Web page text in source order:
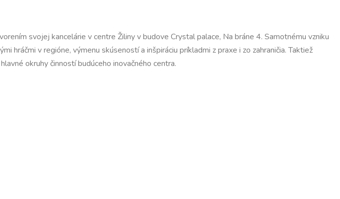
svojej kancelárie v centre Žiliny v budove Crystal palace, Na bráne 4. Samotnému vzniku
hráčmi v regióne, výmenu skúseností a inšpiráciu príkladmi z praxe i zo zahraničia. Taktiež
okruhy činností budúceho inovačného centra.